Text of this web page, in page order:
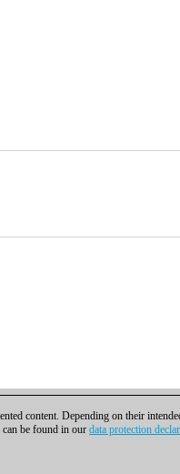
content. Depending on their
be found in our data protection